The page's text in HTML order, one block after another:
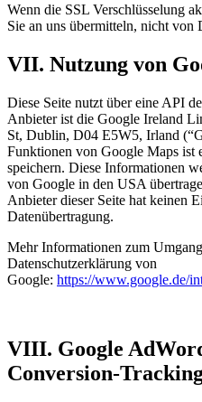
Wenn die SSL Verschlüsselung
Sie an uns übermitteln, nicht von
VII. Nutzung von
Diese Seite nutzt über eine API
Anbieter ist die Google Ireland
St, Dublin, D04 E5W5, Irland
Funktionen von Google Maps ist
speichern. Diese Informationen
von Google in den USA
Anbieter dieser Seite hat keinen
Datenübertragung.
Mehr Informationen zum
Datenschutzerklärung von
Google: https://www.google.de/
VIII. Google
Conversion-